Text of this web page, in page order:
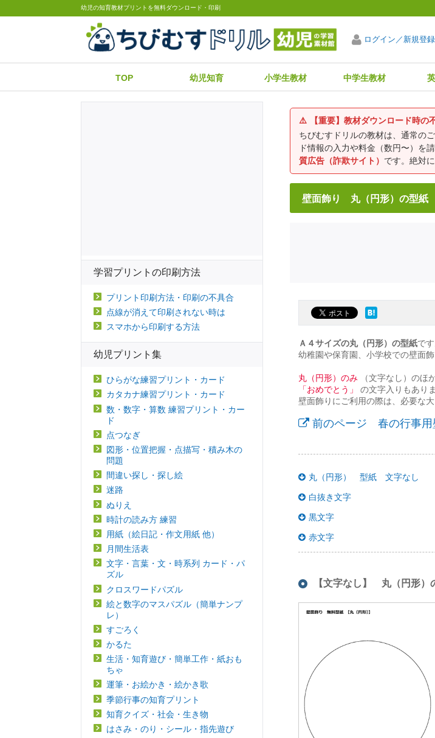
幼児の知育教材プリントを無料ダウンロード・印刷
ログイン／新規登録
TOP 幼児知育 小学生教材 中学生教材
⚠️
【重要】教材ダウンロード時
ちびむすドリルの教材は、通常の
ド情報の入力や料金（数円〜）を
質広告（詐欺サイト） です。絶対
壁面飾り 丸（円形）の型紙
Ａ４サイズの丸（円形）の型紙です
幼稚園や保育園、小学校での壁面
丸（円形）のみ （文字なし）のほ
「おめでとう」
の文字入りもありま
壁面飾りにご利用の際は、必要な
前のページ 春の行事用
丸（円形） 型紙 文字なし
白抜き文字
黒文字
赤文字
【文字なし】 丸（円形
学習プリントの印刷方法
プリント印刷方法・印刷の不具合
点線が消えて印刷されない時は
スマホから印刷する方法
幼児プリント集
ひらがな練習プリント・カード
カタカナ練習プリント・カード
数・数字・算数 練習プリント・カー
ド
点つなぎ
図形・位置把握・点描写・積み木の
問題
間違い探し・探し絵
迷路
ぬりえ
時計の読み方 練習
用紙（絵日記・作文用紙 他）
月間生活表
文字・言葉・文・時系列 カード・パ
ズル
クロスワードパズル
絵と数字のマスパズル（簡単ナンプ
レ）
すごろく
かるた
生活・知育遊び・簡単工作・紙おも
ちゃ
運筆・お絵かき・絵かき歌
季節行事の知育プリント
知育クイズ・社会・生き物
はさみ・のり・シール・指先遊び